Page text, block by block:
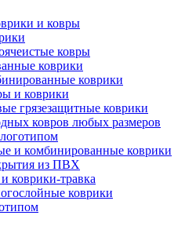
и ковры
ковры
коврики
коврики
и коврики
грязезащитные коврики
ковров любых размеров
и комбинированные коврики
из ПВХ
коврики-травка
коврики